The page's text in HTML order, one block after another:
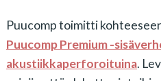
Puucomp toimitti
Puucomp Premium -
akustiikkaperforoituina.